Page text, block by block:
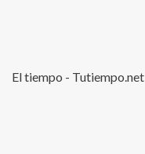
El tiempo - Tutiempo.net